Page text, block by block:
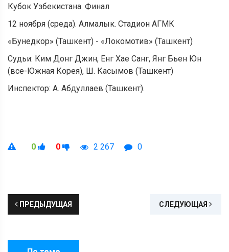
Кубок Узбекистана. Финал
12 ноября (среда). Алмалык. Стадион АГМК
«Бунедкор» (Ташкент) - «Локомотив» (Ташкент)
Судьи: Ким Донг Джин, Енг Хае Санг, Янг Бьен Юн
(все-Южная Корея), Ш. Касымов (Ташкент)
Инспектор: А. Абдуллаев (Ташкент).
0 0 2 267 0
ПРЕДЫДУЩАЯ СЛЕДУЮЩАЯ